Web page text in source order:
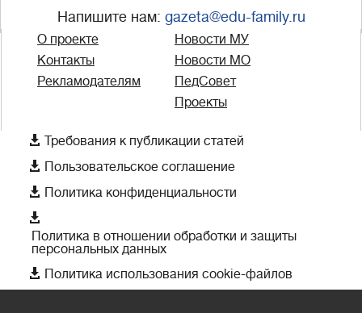
Напишите нам: gazeta@edu-family.ru
О проекте
Контакты
Рекламодателям
Новости МУ
Новости МО
ПедСовет
Проекты
 Требования к публикации статей
 Пользовательское соглашение
 Политика конфиденциальности

Политика в отношении обработки и защиты
персональных данных
 Политика использования cookie-файлов